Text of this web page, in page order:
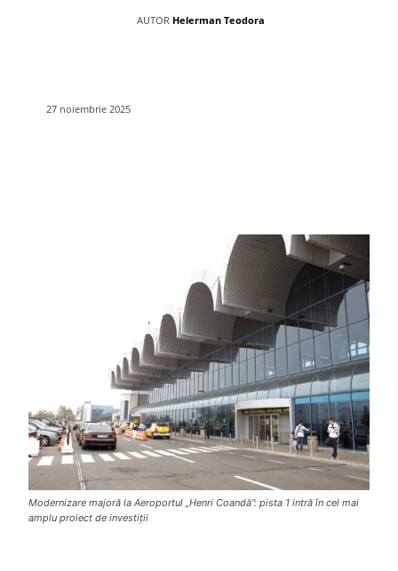
AUTOR Helerman Teodora
27 noiembrie 2025
Modernizare majoră la Aeroportul „Henri Coandă”: pista 1 intră în cel mai
amplu proiect de investiții